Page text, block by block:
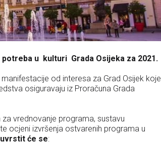
u kulturi Grada Osijeka za 2021.
od interesa za Grad Osijek koje
osiguravaju iz Proračuna Grada
vrednovanje programa, sustavu
ocjeni izvršenja ostvarenih programa u
uvrstit će se: